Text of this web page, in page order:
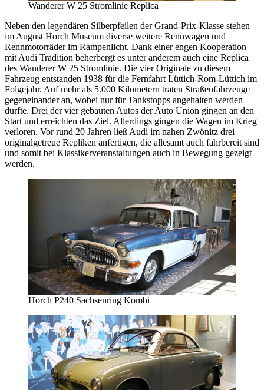
Wanderer W 25 Stromlinie Replica
Neben den legendären Silberpfeilen der Grand-Prix-Klasse stehen
im August Horch Museum diverse weitere Rennwagen und
Rennmotorräder im Rampenlicht. Dank einer engen Kooperation
mit Audi Tradition beherbergt es unter anderem auch eine Replica
des Wanderer W 25 Stromlinie. Die vier Originale zu diesem
Fahrzeug entstanden 1938 für die Fernfahrt Lüttich-Rom-Lüttich im
Folgejahr. Auf mehr als 5.000 Kilometern traten Straßenfahrzeuge
gegeneinander an, wobei nur für Tankstopps angehalten werden
durfte. Drei der vier gebauten Autos der Auto Union gingen an den
Start und erreichten das Ziel. Allerdings gingen die Wagen im Krieg
verloren. Vor rund 20 Jahren ließ Audi im nahen Zwönitz drei
originalgetreue Repliken anfertigen, die allesamt auch fahrbereit sind
und somit bei Klassikerveranstaltungen auch in Bewegung gezeigt
werden.
Horch P240 Sachsenring Kombi